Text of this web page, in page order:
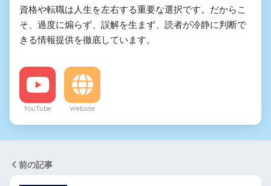
資格や転職は人生を左右する重要な選択です。だからこ
そ、過度に煽らず、誤解を生まず、読者が冷静に判断で
きる情報提供を徹底しています。
YouTube Website
前の記事